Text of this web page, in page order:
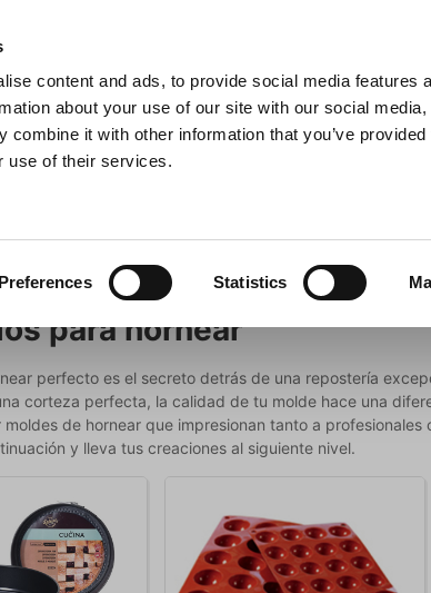
content and ads, to provide social media features
about your use of our site with our social
combine it with other information that you’ve
use of their services.
Preferences Statistics
Buscar
Ollas y sartenes
para hornear
perfecto es el secreto detrás de una repostería
corteza perfecta, la calidad de tu molde hace una
moldes de hornear que impresionan tanto a
y lleva tus creaciones al siguiente nivel.